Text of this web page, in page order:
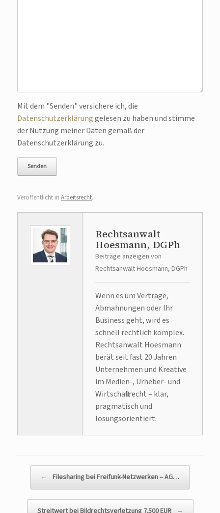
Bitte lasse dieses Feld leer.
Mit dem "Senden" versichere ich, die
Datenschutzerklärunggelesen zu haben und stimme
der Nutzung meiner Daten gemäß der
Datenschutzerklärung zu.
Veröffentlicht in Arbeitsrecht.
Rechtsanwalt
Hoesmann, DGPh
Beiträge anzeigen von
Rechtsanwalt Hoesmann, DGPh
Wenn es um Verträge,
Abmahnungen oder Ihr
Business geht, wird es
schnell rechtlich komplex.
Rechtsanwalt Hoesmann
berät seit fast 20 Jahren
Unternehmen und Kreative
im Medien-, Urheber- und
Wirtschaftsrecht – klar,
pragmatisch und
lösungsorientiert.
← Filesharing bei Freifunk-Netzwerken – AG…